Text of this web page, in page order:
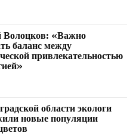
Волоцков: «Важно
баланс между
привлекательностью
области экологи
новые популяции